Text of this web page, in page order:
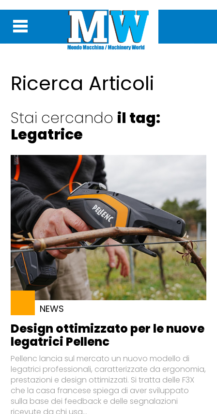
Ricerca Articoli
Stai cercando il tag:
Legatrice
NEWS
Design ottimizzato per le nuove
legatrici Pellenc
Pellenc lancia sul mercato un nuovo modello di
legatrici professionali, caratterizzate da ergonomia,
prestazioni e design ottimizzati. Si tratta delle F3X
che la casa francese spiega di aver sviluppato
sulla base dei feedback e delle segnalazioni